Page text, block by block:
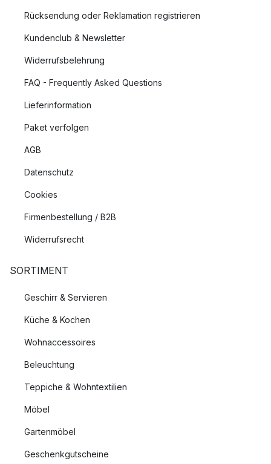
Rücksendung oder Reklamation registrieren
Kundenclub & Newsletter
Widerrufsbelehrung
FAQ - Frequently Asked Questions
Lieferinformation
Paket verfolgen
AGB
Datenschutz
Cookies
Firmenbestellung / B2B
Widerrufsrecht
SORTIMENT
Geschirr & Servieren
Küche & Kochen
Wohnaccessoires
Beleuchtung
Teppiche & Wohntextilien
Möbel
Gartenmöbel
Geschenkgutscheine